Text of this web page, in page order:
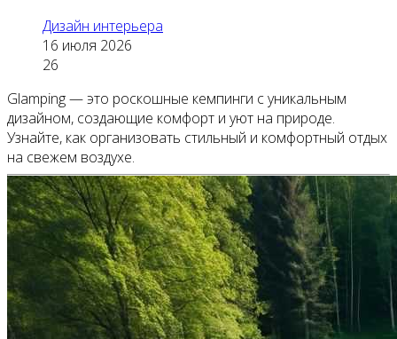
Дизайн интерьера
16 июля 2026
26
Glamping — это роскошные кемпинги с уникальным
дизайном, создающие комфорт и уют на природе.
Узнайте, как организовать стильный и комфортный отдых
на свежем воздухе.